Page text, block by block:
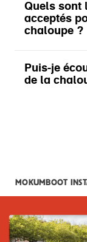
Mokumboot
En savoir plus
Quels sont
acceptés
chaloupe ?
Puis-je
de la
MOKUMBOOT